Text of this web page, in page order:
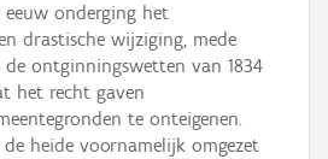
eeuw onderging het
drastische wijziging, mede
ontginningswetten van 1834
het recht gaven
te onteigenen.
heide voornamelijk omgezet